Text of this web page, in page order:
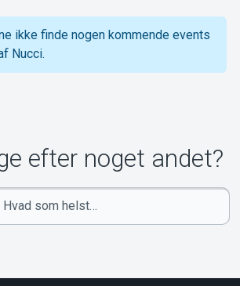
Tickster
ikke finde nogen kommende events
Nucci.
efter noget andet?